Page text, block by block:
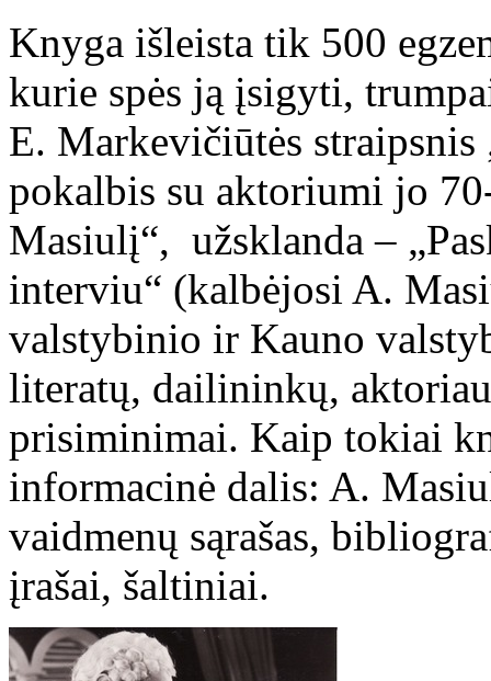
Knyga išleista tik 500
kurie spės ją įsigyti,
E. Markevičiūtės straipsnis
pokalbis su aktoriumi jo
Masiulį“, užsklanda –
interviu“ (kalbėjosi A.
valstybinio ir Kauno
literatų, dailininkų,
prisiminimai. Kaip tokiai
informacinė dalis: A.
vaidmenų sąrašas,
įrašai, šaltiniai.